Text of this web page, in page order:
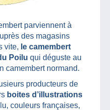
parviennent à
des magasins
vite, le camembert
Poilu qui déguste au
camembert normand.
producteurs de
boites d’illustrations
couleurs françaises,